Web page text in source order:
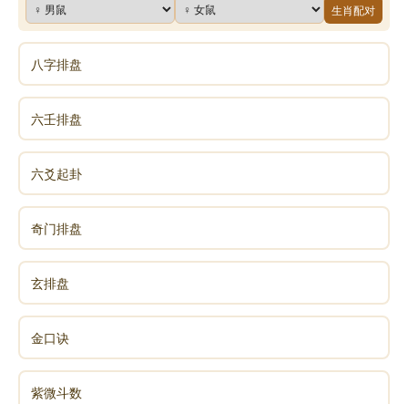
三运三入中，排到八星到山。子山午向天元，对应
八星天元为艮。艮属阳顺飞，本来是八入中顺飞排山
盘，但是这样旺星三就排不到山上。所以兼向用替卦。
按上面的口诀，艮应该是破军星。所以将七赤破军入中
代替八星入中顺飞。如下图
生肖配对
八字排盘
六壬排盘
六爻起卦
奇门排盘
玄排盘
金口诀
紫微斗数